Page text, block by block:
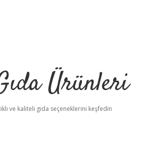
Ürünleri
ve kaliteli gıda seçeneklerini keşfedin